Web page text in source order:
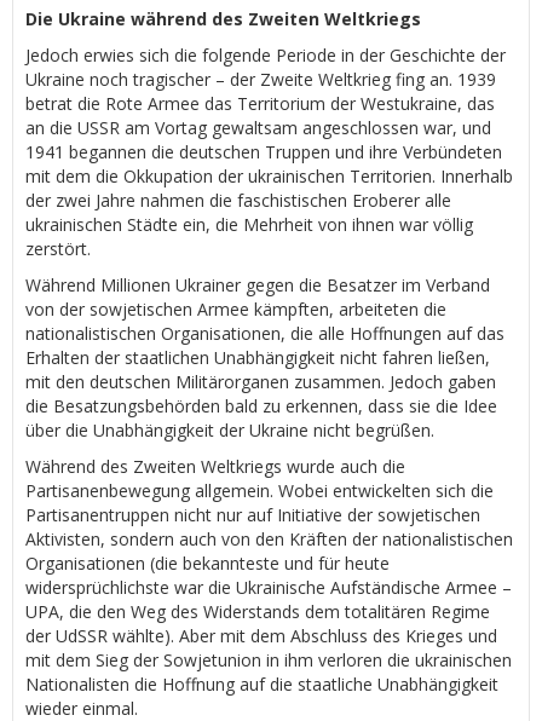
Die Ukraine während des Zweiten Weltkriegs
Jedoch erwies sich die folgende Periode in der Geschichte der
Ukraine noch tragischer – der Zweite Weltkrieg fing an. 1939
betrat die Rote Armee das Territorium der Westukraine, das
an die USSR am Vortag gewaltsam angeschlossen war, und
1941 begannen die deutschen Truppen und ihre Verbündeten
mit dem die Okkupation der ukrainischen Territorien. Innerhalb
der zwei Jahre nahmen die faschistischen Eroberer alle
ukrainischen Städte ein, die Mehrheit von ihnen war völlig
zerstört.
Während Millionen Ukrainer gegen die Besatzer im Verband
von der sowjetischen Armee kämpften, arbeiteten die
nationalistischen Organisationen, die alle Hoffnungen auf das
Erhalten der staatlichen Unabhängigkeit nicht fahren ließen,
mit den deutschen Militärorganen zusammen. Jedoch gaben
die Besatzungsbehörden bald zu erkennen, dass sie die Idee
über die Unabhängigkeit der Ukraine nicht begrüßen.
Während des Zweiten Weltkriegs wurde auch die
Partisanenbewegung allgemein. Wobei entwickelten sich die
Partisanentruppen nicht nur auf Initiative der sowjetischen
Aktivisten, sondern auch von den Kräften der nationalistischen
Organisationen (die bekannteste und für heute
widersprüchlichste war die Ukrainische Aufständische Armee –
UPA, die den Weg des Widerstands dem totalitären Regime
der UdSSR wählte). Aber mit dem Abschluss des Krieges und
mit dem Sieg der Sowjetunion in ihm verloren die ukrainischen
Nationalisten die Hoffnung auf die staatliche Unabhängigkeit
wieder einmal.